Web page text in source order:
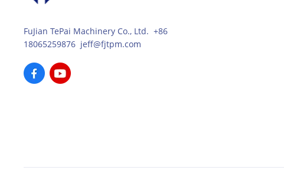
FuJian TePai Machinery Co., Ltd. +86
18065259876 jeff@fjtpm.com